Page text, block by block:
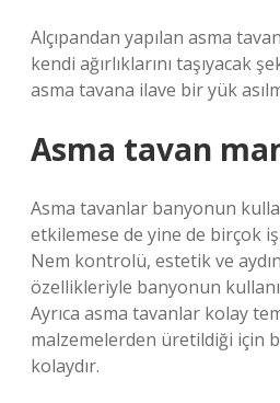
Alçıpandan yapılan asma
kendi ağırlıklarını taşıyacak
asma tavana ilave bir yük
Asma tavan
Asma tavanlar banyonun
etkilemese de yine de birçok
Nem kontrolü, estetik ve
özellikleriyle banyonun
Ayrıca asma tavanlar kolay
malzemelerden üretildiği için
kolaydır.